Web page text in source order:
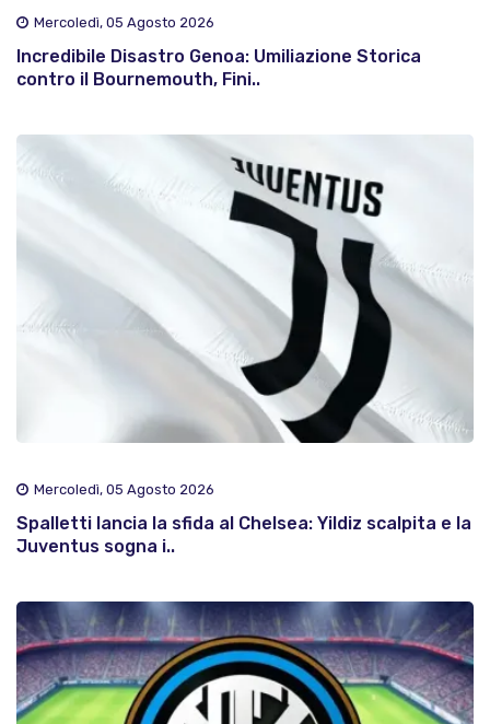
Mercoledì, 05 Agosto 2026
Incredibile Disastro Genoa: Umiliazione Storica
contro il Bournemouth, Fini..
Mercoledì, 05 Agosto 2026
Spalletti lancia la sfida al Chelsea: Yildiz scalpita e la
Juventus sogna i..